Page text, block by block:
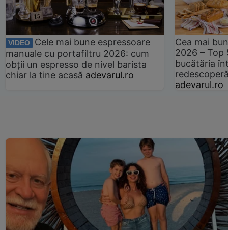
VIDEO
Cele mai bune espressoare
manuale cu portafiltru 2026: cum
obții un espresso de nivel barista
chiar la tine acasă adevarul.ro
Cea mai
2026 –
bucătăria
adevarul.ro